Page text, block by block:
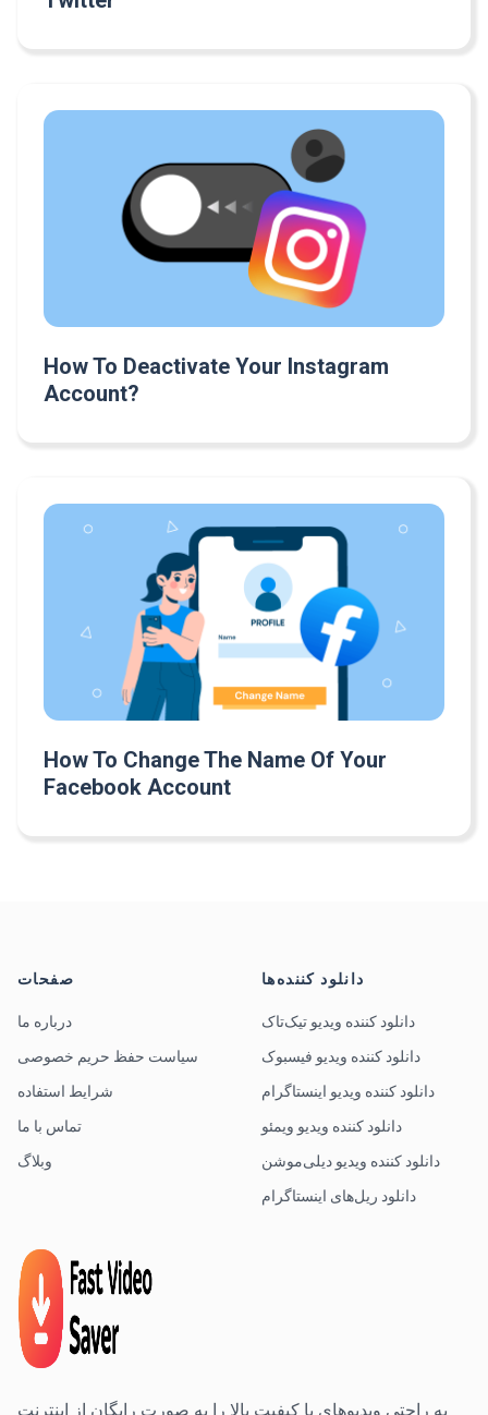
How To Deactivate Your Instagram
Account?
How To Change The Name Of Your
Facebook Account
صفحات
درباره ما
سیاست حفظ حریم خصوصی
شرایط استفاده
تماس با ما
وبلاگ
دانلود کننده‌ها
دانلود کننده ویدیو تیک‌تاک
دانلود کننده ویدیو فیسبوک
دانلود کننده ویدیو اینستاگرام
دانلود کننده ویدیو ویمئو
دانلود کننده ویدیو دیلی‌موشن
دانلود ریل‌های اینستاگرام
به راحتی ویدیوهای با کیفیت بالا را به صورت رایگان از اینترنت